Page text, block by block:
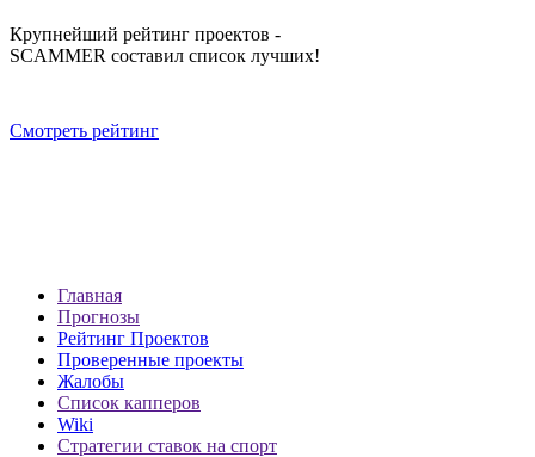
Крупнейший рейтинг проектов -
SCAMMER составил список лучших!
Смотреть рейтинг
Главная
Прогнозы
Рейтинг Проектов
Проверенные проекты
Жалобы
Список капперов
Wiki
Стратегии ставок на спорт